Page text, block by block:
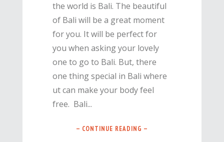
the world is Bali. The beautiful
of Bali will be a great moment
for you. It will be perfect for
you when asking your lovely
one to go to Bali. But, there
one thing special in Bali where
ut can make your body feel
free. Bali...
— CONTINUE READING —